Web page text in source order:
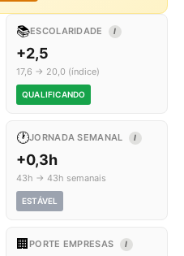
📚ESCOLARIDADE I
+2,5
17,6 → 20,0 (índice)
QUALIFICANDO
🕐JORNADA SEMANAL I
+0,3h
43h → 43h semanais
ESTÁVEL
🏢 PORTE EMPRESAS I